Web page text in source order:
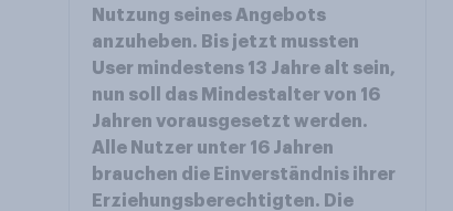
Nutzung seines Angebots
anzuheben. Bis jetzt mussten
User mindestens 13 Jahre alt sein,
nun soll das Mindestalter von 16
Jahren vorausgesetzt werden.
Alle Nutzer unter 16 Jahren
brauchen die Einverständnis ihrer
Erziehungsberechtigten. Die